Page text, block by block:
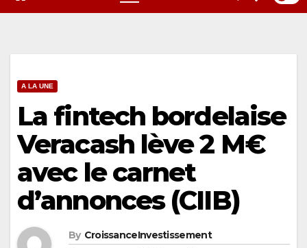
A LA UNE
La fintech bordelaise
Veracash lève 2 M€
avec le carnet
d’annonces (CIIB)
By CroissanceInvestissement